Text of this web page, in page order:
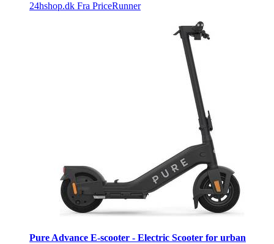
24hshop.dk Fra PriceRunner
Pure Advance E-scooter - Electric Scooter for urban